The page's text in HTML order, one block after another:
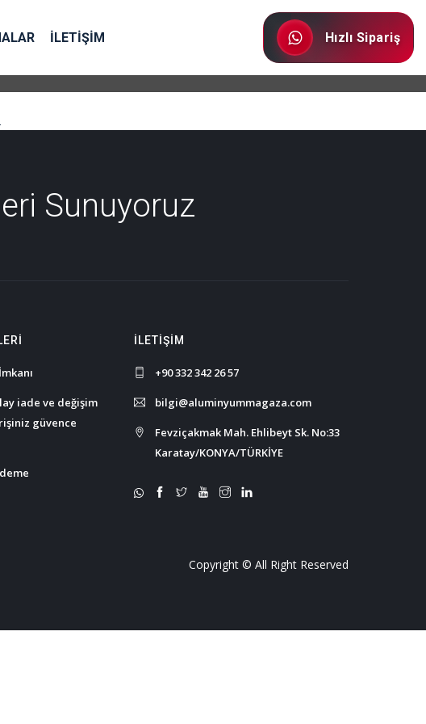
İLETİŞİM Hızlı Sipariş
Sunuyoruz
iade ve değişim
güvence
İLETIŞIM
+90 332 342 26 57
bilgi@aluminyummagaza.com
Fevziçakmak Mah. Ehlibeyt Sk. No:33
Karatay/KONYA/TÜRKİYE
Copyright © All Right Reserved